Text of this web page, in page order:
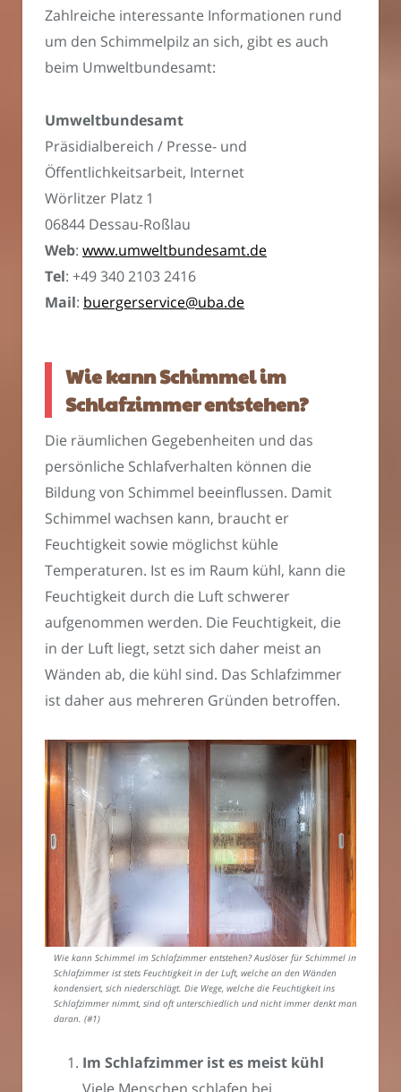
Zahlreiche interessante Informationen rund
um den Schimmelpilz an sich, gibt es auch
beim Umweltbundesamt:
Umweltbundesamt
Präsidialbereich / Presse- und
Öffentlichkeitsarbeit, Internet
Wörlitzer Platz 1
06844 Dessau-Roßlau
Web: www.umweltbundesamt.de
Tel: +49 340 2103 2416
Mail: buergerservice@uba.de
Wie kann Schimmel im
Schlafzimmer entstehen?
Die räumlichen Gegebenheiten und das
persönliche Schlafverhalten können die
Bildung von Schimmel beeinflussen. Damit
Schimmel wachsen kann, braucht er
Feuchtigkeit sowie möglichst kühle
Temperaturen. Ist es im Raum kühl, kann die
Feuchtigkeit durch die Luft schwerer
aufgenommen werden. Die Feuchtigkeit, die
in der Luft liegt, setzt sich daher meist an
Wänden ab, die kühl sind. Das Schlafzimmer
ist daher aus mehreren Gründen betroffen.
Wie kann Schimmel im Schlafzimmer entstehen? Auslöser für Schimmel im
Schlafzimmer ist stets Feuchtigkeit in der Luft, welche an den Wänden
kondensiert, sich niederschlägt. Die Wege, welche die Feuchtigkeit ins
Schlafzimmer nimmt, sind oft unterschiedlich und nicht immer denkt man
daran. (#1)
Im Schlafzimmer ist es meist kühl